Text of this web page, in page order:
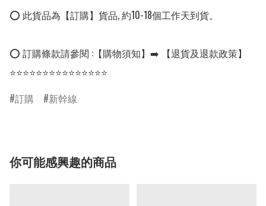
⭕ 此貨品為【訂購】貨品, 約10-18個工作天到貨。
⭕ 訂購條款請參閱 :【購物須知】➡️ 【退貨及退款政策】
⭐⭐⭐⭐⭐⭐⭐⭐⭐⭐⭐⭐⭐⭐⭐
訂購
新幹線
你可能感興趣的商品